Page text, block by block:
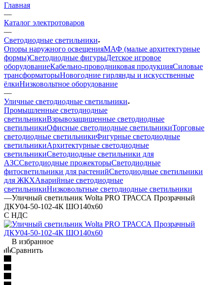
Главная
—
Каталог электротоваров
—
Светодиодные светильники
Опоры наружного освещенияМАФ (малые архитектурные
формы)Светодиодные фигурыДетское игровое
оборудованиеКабельно-проводниковая продукцияСиловые
трансформаторыНовогодние гирлянды и искусственные
ёлкиНизковольтное оборудование
—
Уличные светодиодные светильники
Промышленные светодиодные
светильникиВзрывозащищенные светодиодные
светильникиОфисные светодиодные светильникиТорговые
светодиодные светильникиФигурные светодиодные
светильникиАрхитектурные светодиодные
светильникиСветодиодные светильники для
АЗССветодиодные прожекторыСветодиодные
фитосветильники для растенийСветодиодные светильники
для ЖКХАварийные светодиодные
светильникиНизковольтные светодиодные светильники
—Уличный светильник Wolta PRO ТРАССА Прозрачный
ДКУ04-50-102-4К ШО140x60
С НДС
В избранное
Сравнить